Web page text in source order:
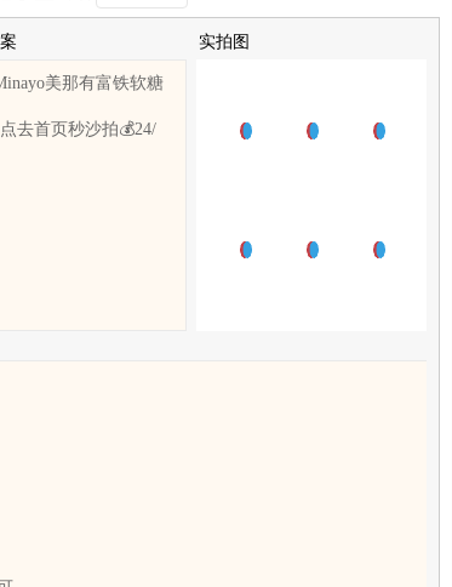
美那有富铁软糖
去首页秒沙拍💰24/
实拍图